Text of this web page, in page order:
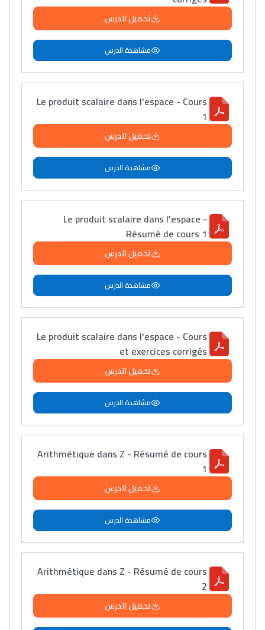
تحميل الدرس
مشاهدة الدرس
Le produit scalaire dans l'espace - Cours
1
تحميل الدرس
مشاهدة الدرس
Le produit scalaire dans l'espace -
Résumé de cours 1
تحميل الدرس
مشاهدة الدرس
Le produit scalaire dans l'espace - Cours
et exercices corrigés
تحميل الدرس
مشاهدة الدرس
Arithmétique dans Z - Résumé de cours
1
تحميل الدرس
مشاهدة الدرس
Arithmétique dans Z - Résumé de cours
2
تحميل الدرس